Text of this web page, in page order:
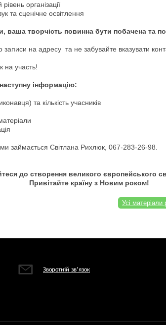
організації
та сценічне освітлення
ваша творчість повинна бути побачена та
записи на адресу та не забувайте вказувати
на участь!
інформацію:
та кількість учасників
займається Світлана Рихлюк, 067-283-26-98.
до створення великого європейського
Привітайте країну з Новим роком!
Усі матеріали
Зворотній зв’язок